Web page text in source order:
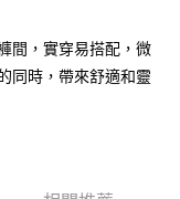
使用無須另外申請。
動跳轉到大哥付的交易
間，實穿易搭配，微
同時，帶來舒適和靈